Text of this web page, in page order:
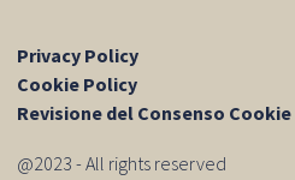
Privacy Policy
Cookie Policy
Revisione del Consenso Cookie
@2023 - All rights reserved